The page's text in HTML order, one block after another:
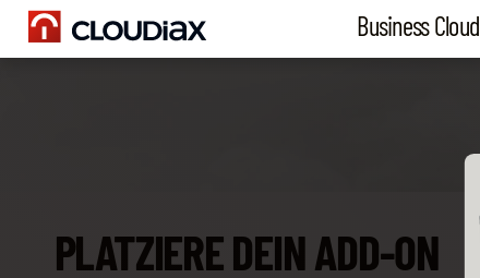
Business Cloud
PLATZIERE DEIN ADD-ON